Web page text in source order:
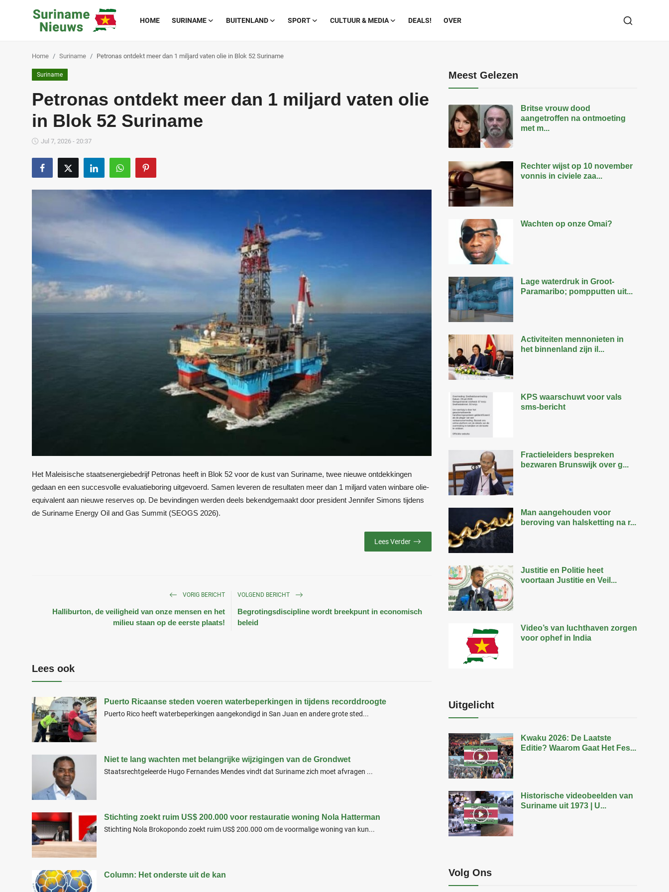
HOME SURINAME BUITENLAND SPORT CULTUUR & MEDIA DEALS! OVER
Buitenland
Home Suriname Petronas ontdekt meer dan 1 miljard vaten olie in Blok 52 Suriname
Suriname
Petronas ontdekt meer dan 1 miljard vaten olie
in Blok 52 Suriname
Jul 7, 2026 - 20:37
Het Maleisische staatsenergiebedrijf Petronas heeft in Blok 52 voor de kust van Suriname, twee nieuwe ontdekkingen
gedaan en een succesvolle evaluatieboring uitgevoerd. Samen leveren de resultaten meer dan 1 miljard vaten winbare olie-
equivalent aan nieuwe reserves op. De bevindingen werden deels bekendgemaakt door president Jennifer Simons tijdens
de Suriname Energy Oil and Gas Summit (SEOGS 2026).
Lees Verder
VORIG BERICHT
Halliburton, de veiligheid van onze mensen en het
milieu staan op de eerste plaats!
VOLGEND BERICHT
Begrotingsdiscipline wordt breekpunt in economisch
beleid
Lees ook
Puerto Ricaanse steden voeren waterbeperkingen in tijdens recorddroogte
Puerto Rico heeft waterbeperkingen aangekondigd in San Juan en andere grote sted...
Niet te lang wachten met belangrijke wijzigingen van de Grondwet
Staatsrechtgeleerde Hugo Fernandes Mendes vindt dat Suriname zich moet afvragen ...
Stichting zoekt ruim US$ 200.000 voor restauratie woning Nola Hatterman
Stichting Nola Brokopondo zoekt ruim US$ 200.000 om de voormalige woning van kun...
Column: Het onderste uit de kan
Meest Gelezen
Britse vrouw dood
aangetroffen na ontmoeting
met m...
Rechter wijst op 10 november
vonnis in civiele zaa...
Wachten op onze Omai?
Lage waterdruk in Groot-
Paramaribo; pompputten uit...
Activiteiten mennonieten in
het binnenland zijn il...
KPS waarschuwt voor vals
sms-bericht
Fractieleiders bespreken
bezwaren Brunswijk over g...
Man aangehouden voor
beroving van halsketting na r...
Justitie en Politie heet
voortaan Justitie en Veil...
Video’s van luchthaven zorgen
voor ophef in India
Uitgelicht
Kwaku 2026: De Laatste
Editie? Waarom Gaat Het Fes...
Historische videobeelden van
Suriname uit 1973 | U...
Volg Ons